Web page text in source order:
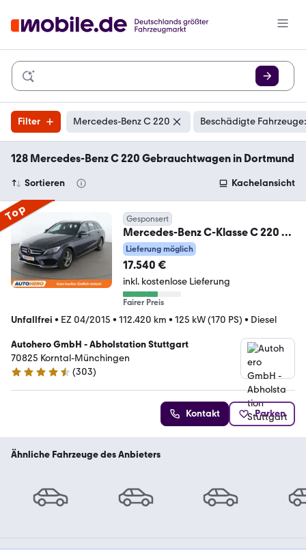
Filter Mercedes-Benz C 220 Beschädigte
128 Mercedes-Benz C 220 Gebrauchtwagen in Dortmund
Sortieren Kachelansicht
Top Gesponsert
Mercedes-Benz C-Klasse C 220 d
T BlueTEC AMG Line Aut.*NAVI*
Lieferung möglich
17.540 €
inkl. kostenlose Lieferung
Fairer Preis
Unfallfrei • EZ 04/2015 • 112.420 km • 125 kW (170 PS) • Diesel
Autohero GmbH - Abholstation Stuttgart
70825 Korntal-Münchingen
4.4 Sterne
(303)
Kontakt Parken
Ähnliche Fahrzeuge des Anbieters